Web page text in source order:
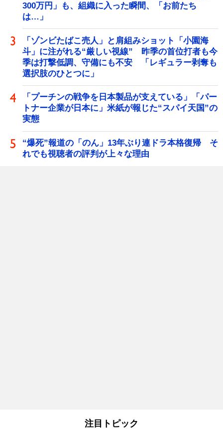
300万円」も、組織に入った瞬間、「お前たち
は…」
「ゾンビたばこ売人」と肩組みショット「小園海
斗」に注がれる“厳しい視線” 昨季の首位打者も今
季は打撃低調、守備にも不安 「レギュラー剥奪も
選択肢のひとつに」
「プーチンの戦争を日本製品が支えている」「パー
トナー企業が日本に」米紙が報じた“スパイ天国”の
実態
“爆死”報道の「のん」13年ぶり連ドラ本格復帰 そ
れでも視聴者の評判が上々な理由
注目トピック